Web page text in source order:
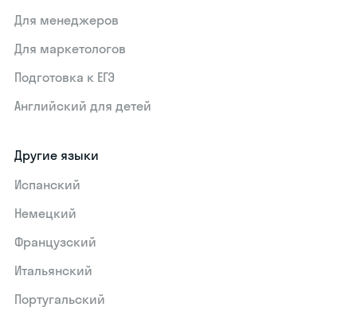
Для менеджеров
Для маркетологов
Подготовка к ЕГЭ
Английский для детей
Другие языки
Испанский
Немецкий
Французский
Итальянский
Португальский